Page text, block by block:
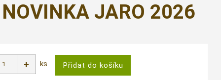
JARO 2026
ks